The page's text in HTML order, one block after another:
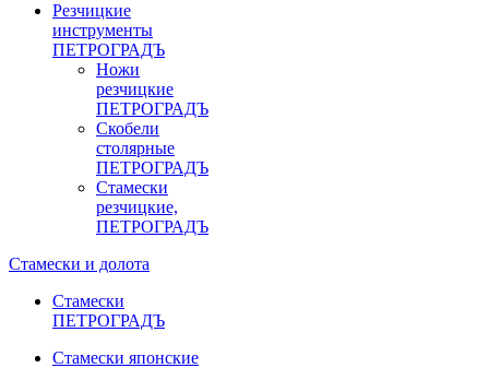
Резчицкие
инструменты
ПЕТРОГРАДЪ
Ножи
резчицкие
ПЕТРОГРАДЪ
Скобели
столярные
ПЕТРОГРАДЪ
Стамески
резчицкие,
ПЕТРОГРАДЪ
Стамески и долота
Стамески
ПЕТРОГРАДЪ
Стамески японские